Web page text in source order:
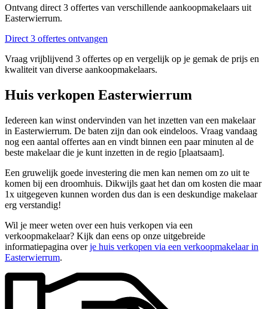
Ontvang direct 3 offertes van verschillende aankoopmakelaars uit
Easterwierrum.
Direct 3 offertes ontvangen
Vraag vrijblijvend 3 offertes op en vergelijk op je gemak de prijs en
kwaliteit van diverse aankoopmakelaars.
Huis verkopen Easterwierrum
Iedereen kan winst ondervinden van het inzetten van een makelaar
in Easterwierrum. De baten zijn dan ook eindeloos. Vraag vandaag
nog een aantal offertes aan en vindt binnen een paar minuten al de
beste makelaar die je kunt inzetten in de regio [plaatsaam].
Een gruwelijk goede investering die men kan nemen om zo uit te
komen bij een droomhuis. Dikwijls gaat het dan om kosten die maar
1x uitgegeven kunnen worden dus dan is een deskundige makelaar
erg verstandig!
Wil je meer weten over een huis verkopen via een
verkoopmakelaar? Kijk dan eens op onze uitgebreide
informatiepagina overje huis verkopen via een verkoopmakelaar in
Easterwierrum.